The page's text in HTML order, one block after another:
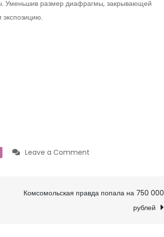
Уменьшив размер диафрагмы, закрывающей
Leave a Comment
Комсомольская правда попала на 750 000
рублей